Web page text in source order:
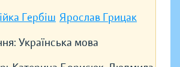
Гербіш Ярослав Грицак
Українська мова